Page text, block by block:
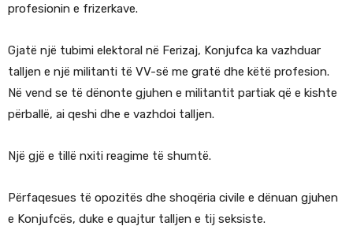
profesionin e frizerkave.
Gjatë një tubimi elektoral në Ferizaj, Konjufca ka vazhduar
talljen e një militanti të VV-së me gratë dhe këtë profesion.
Në vend se të dënonte gjuhen e militantit partiak që e kishte
përballë, ai qeshi dhe e vazhdoi talljen.
Një gjë e tillë nxiti reagime të shumtë.
Përfaqesues të opozitës dhe shoqëria civile e dënuan gjuhen
e Konjufcës, duke e quajtur talljen e tij seksiste.